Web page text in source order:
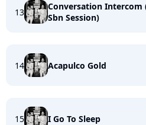
13
Conversation Intercom
Sbn Session)
14 Acapulco Gold
15 I Go To Sleep